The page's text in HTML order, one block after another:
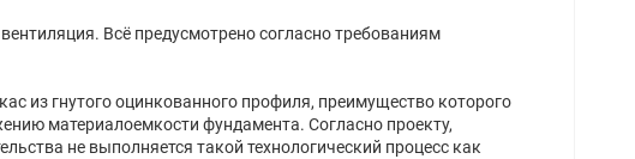
Всё предусмотрено согласно требованиям
из гнутого оцинкованного профиля, преимущество которого
материалоемкости фундамента. Согласно проекту,
не выполняется такой технологический процесс как